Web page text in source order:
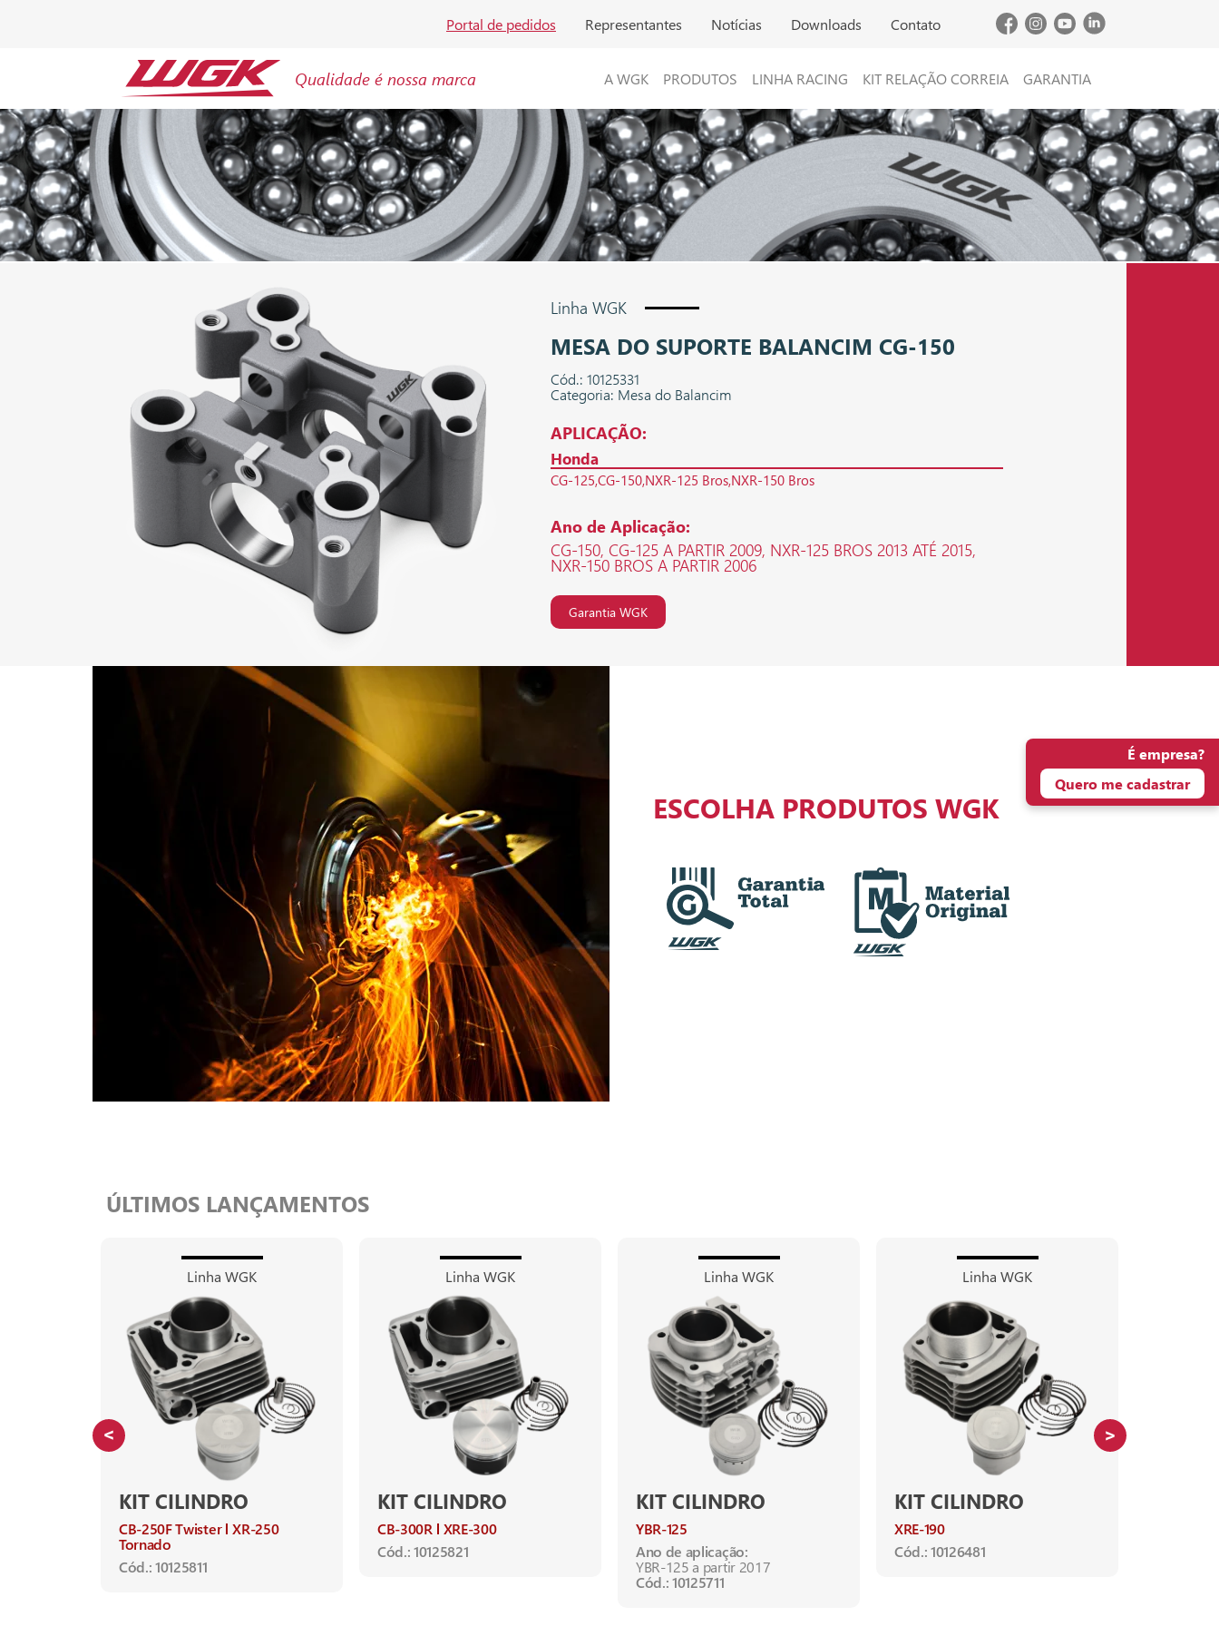
Portal de pedidos Representantes Notícias Downloads Contato
Qualidade é nossa marca A WGK PRODUTOS LINHA RACING KIT RELAÇÃO CORREIA GARANTIA
Linha WGK
MESA DO SUPORTE BALANCIM CG-150
Cód.: 10125331
Categoria: Mesa do Balancim
APLICAÇÃO:
Honda
CG-125 CG-150 NXR-125 Bros NXR-150 Bros
Ano de Aplicação:
CG-150, CG-125 A PARTIR 2009, NXR-125 BROS 2013 ATÉ 2015,
NXR-150 BROS A PARTIR 2006
Garantia WGK
ESCOLHA PRODUTOS WGK
ÚLTIMOS LANÇAMENTOS
Linha WGK
KIT CILINDRO
CB-250F Twister XR-250
Tornado
Cód.: 10125811
Linha WGK
KIT CILINDRO
CB-300R
XRE-300
Cód.: 10125821
Linha WGK
KIT CILINDRO
YBR-125
Ano de aplicação:
YBR-125 a partir 2017
Cód.: 10125711
Linha WGK
KIT CILINDRO
XRE-190
Cód.: 10126481
É empresa?
Quero me cadastrar